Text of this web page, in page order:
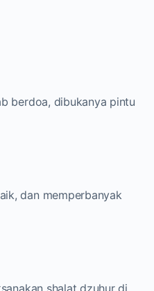
berdoa, dibukanya pintu
dan memperbanyak
shalat dzuhur di